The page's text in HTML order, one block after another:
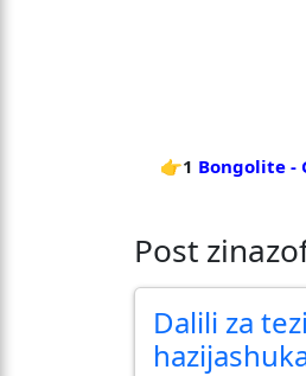
👉1 Bongolite -
Post
Dalili za